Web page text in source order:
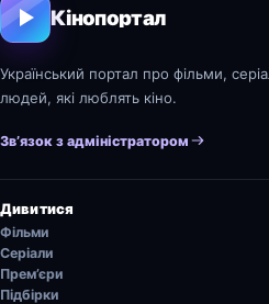
Кінопортал
Український портал про фільми,
людей, які люблять кіно.
Зв’язок з адміністратором
Дивитися
Фільми
Серіали
Прем’єри
Підбірки